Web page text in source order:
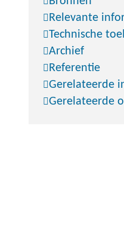
Relevante
Technische
Archief
Referentie
Gerelateerde
Gerelateerde